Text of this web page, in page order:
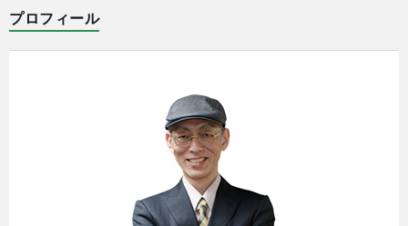
プロフィール